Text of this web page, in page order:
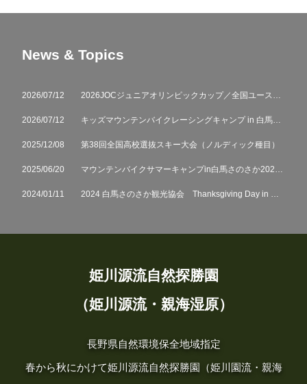
News & Topics
2026/07/12 2026JOCジュニアオリンピックカップ／全国ユース選抜マウンテンバイク大会
2026/07/12 キッズマウンテンバイクレーシングキャンプ in 白馬さのさか
2025/12/08 第38回全国高校選抜スキー大会（ノルディック種目）
2025/06/20 マウンテンバイクサマーキャンプin白馬さのさか2025 参加者募集中
2024/01/11 2024 白馬さのさか観光協会 Thanksgiving Day in White resort 白馬のさのさか
姫川源流自然探勝園
（姫川源流・親海湿原）
長野県自然環境保全地域指定
春から秋にかけて姫川源流自然探勝園（姫川園流・親海